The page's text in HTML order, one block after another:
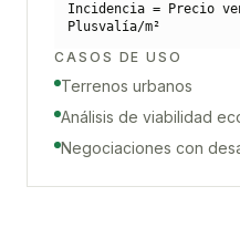
Incidencia = Precio
Plusvalía/m²
CASOS DE USO
Terrenos urbanos
Análisis de viabilidad
Negociaciones con